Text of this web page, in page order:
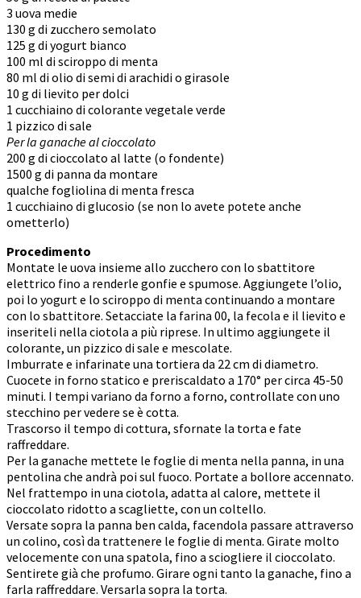
3 uova medie
130 g di zucchero semolato
125 g di yogurt bianco
100 ml di sciroppo di menta
80 ml di olio di semi di arachidi o girasole
10 g di lievito per dolci
1 cucchiaino di colorante vegetale verde
1 pizzico di sale
Per la ganache al cioccolato
200 g di cioccolato al latte (o fondente)
1500 g di panna da montare
qualche fogliolina di menta fresca
1 cucchiaino di glucosio (se non lo avete potete anche
ometterlo)
Procedimento
Montate le uova insieme allo zucchero con lo sbattitore
elettrico fino a renderle gonfie e spumose. Aggiungete l’olio,
poi lo yogurt e lo sciroppo di menta continuando a montare
con lo sbattitore. Setacciate la farina 00, la fecola e il lievito e
inseriteli nella ciotola a più riprese. In ultimo aggiungete il
colorante, un pizzico di sale e mescolate.
Imburrate e infarinate una tortiera da 22 cm di diametro.
Cuocete in forno statico e preriscaldato a 170° per circa 45-50
minuti. I tempi variano da forno a forno, controllate con uno
stecchino per vedere se è cotta.
Trascorso il tempo di cottura, sfornate la torta e fate
raffreddare.
Per la ganache mettete le foglie di menta nella panna, in una
pentolina che andrà poi sul fuoco. Portate a bollore accennato.
Nel frattempo in una ciotola, adatta al calore, mettete il
cioccolato ridotto a scagliette, con un coltello.
Versate sopra la panna ben calda, facendola passare attraverso
un colino, così da trattenere le foglie di menta. Girate molto
velocemente con una spatola, fino a sciogliere il cioccolato.
Sentirete già che profumo. Girare ogni tanto la ganache, fino a
farla raffreddare. Versarla sopra la torta.